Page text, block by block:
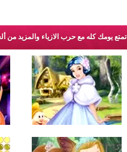
تمتع يومك كله مع حرب الازياء والمزيد من